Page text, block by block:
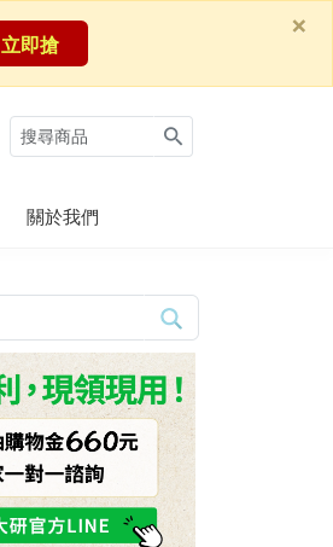
關於我們
立即搶
×